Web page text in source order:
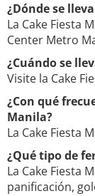
¿Dónde se
La Cake Fiesta
Center Metro
¿Cuándo se
Visite la Cake
¿Con qué
Manila?
La Cake Fiesta
¿Qué tipo de
La Cake Fiesta
panificación,